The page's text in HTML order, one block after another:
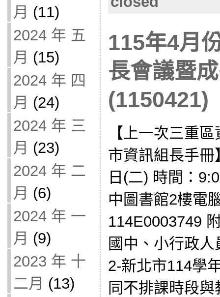
月 (11)
2024 年 五
月 (15)
2024 年 四
月 (24)
2024 年 三
月 (23)
2024 年 二
月 (6)
2024 年 一
月 (9)
2023 年 十
二月 (13)
115年4月
長會議暨
(1150421)
【上一次三重
市資訊組長手
日(二) 時間：
中圖書館2樓電
114E0003749
國中、小行政
2-新北市114學
同不排課時段